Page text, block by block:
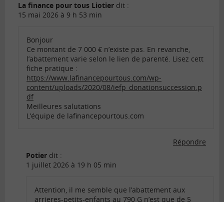
La finance pour tous Liotier dit :
15 mai 2026 à 9 h 53 min
Bonjour
Ce montant de 7 000 € n’existe pas. En revanche,
l’abattement varie selon le lien de parenté. Lisez cett
fiche pratique :
https://www.lafinancepourtous.com/wp-
content/uploads/2020/08/iefp_donationsuccession.p
df
Meilleures salutations
L’équipe de lafinancepourtous.com
Répondre
Potier dit :
1 juillet 2026 à 19 h 05 min
Attention, il me semble que l’abattement aux
arrieres-petits-enfants au 790 G n’est que de 5